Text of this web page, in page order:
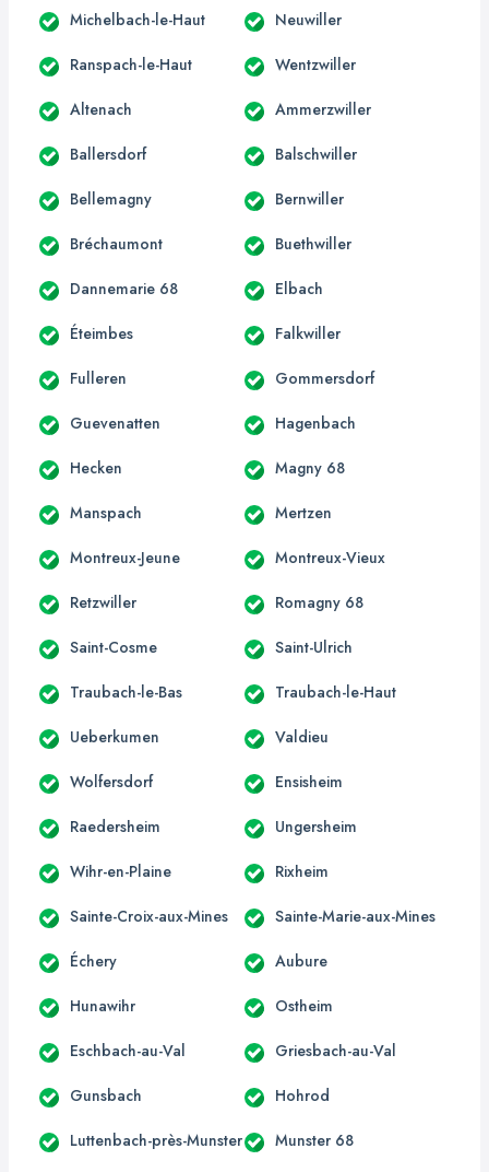
Michelbach-le-Haut Neuwiller
Ranspach-le-Haut Wentzwiller
Altenach Ammerzwiller
Ballersdorf Balschwiller
Bellemagny Bernwiller
Bréchaumont Buethwiller
Dannemarie 68 Elbach
Éteimbes Falkwiller
Fulleren Gommersdorf
Guevenatten Hagenbach
Hecken Magny 68
Manspach Mertzen
Montreux-Jeune Montreux-Vieux
Retzwiller Romagny 68
Saint-Cosme Saint-Ulrich
Traubach-le-Bas Traubach-le-Haut
Ueberkumen Valdieu
Wolfersdorf Ensisheim
Raedersheim Ungersheim
Wihr-en-Plaine Rixheim
Sainte-Croix-aux-Mines Sainte-Marie-aux-Mines
Échery Aubure
Hunawihr Ostheim
Eschbach-au-Val Griesbach-au-Val
Gunsbach Hohrod
Luttenbach-près-Munster Munster 68